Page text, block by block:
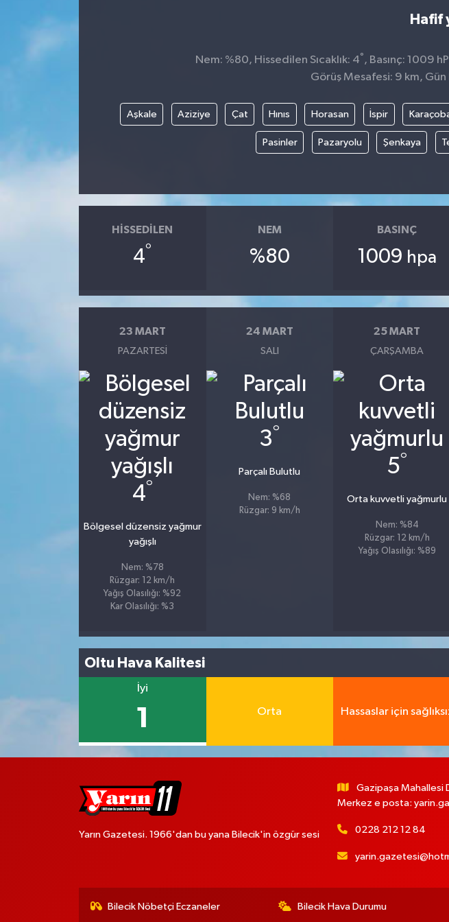
Hafif
Nem: %80, Hissedilen Sıcaklık: 4° , Basınç: 1009
Görüş Mesafesi: 9 km, Gün
Aşkale Aziziye Çat Hınıs Horasan İspir
Pasinler Pazaryolu Şenkaya
HISSEDILEN
4°
NEM
%80
BASINÇ
1009 hpa
23 MART
PAZARTESI
4°
Bölgesel düzensiz yağmur
yağışlı
Nem: %78
Rüzgar: 12 km/h
Yağış Olasılığı: %92
Kar Olasılığı: %3
24 MART
SALI
3°
Parçalı Bulutlu
Nem: %68
Rüzgar: 9 km/h
25 MART
ÇARŞAMBA
5°
Orta kuvvetli yağmurlu
Nem: %84
Rüzgar: 12 km/h
Yağış Olasılığı: %89
Oltu Hava Kalitesi
İyi
1 Orta Hassaslar için
Yarın Gazetesi. 1966'dan bu yana Bilecik'in özgür sesi
Gazipaşa
Merkez e posta:
0228 212 12 84
Bilecik Nöbetçi Eczaneler Bilecik Hava Durumu